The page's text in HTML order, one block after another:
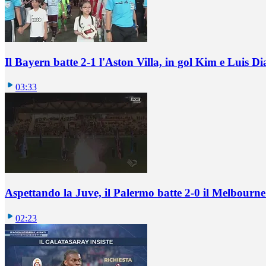
Il Bayern batte 2-1 l'Aston Villa, in gol Kim e Luis
03:33
Aspettando la Juve, il Palermo batte 2-0 il
02:23